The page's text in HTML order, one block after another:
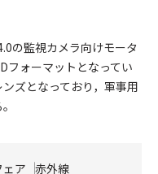
の監視カメラ向けモータ
フォーマットとなってい
ズとなっており，軍事用
ア 赤外線